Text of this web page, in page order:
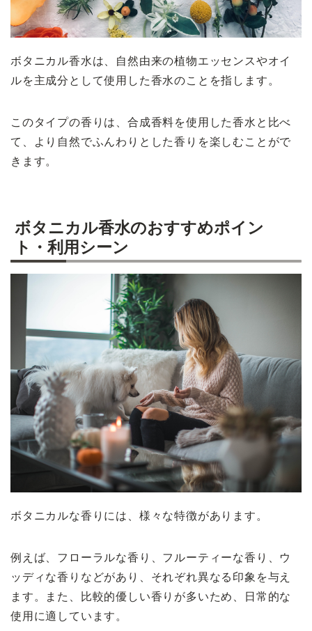
ボタニカル香水は、自然由来の植物エッセンスやオイ
ルを主成分として使用した香水のことを指します。
このタイプの香りは、合成香料を使用した香水と比べ
て、より自然でふんわりとした香りを楽しむことがで
きます。
ボタニカル香水のおすすめポイン
ト・利用シーン
ボタニカルな香りには、様々な特徴があります。
例えば、フローラルな香り、フルーティーな香り、ウ
ッディな香りなどがあり、それぞれ異なる印象を与え
ます。また、比較的優しい香りが多いため、日常的な
使用に適しています。